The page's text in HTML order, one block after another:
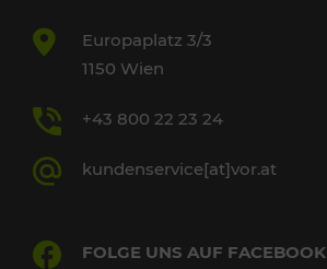
Europaplatz 3/3
1150 Wien
+43 800 22 23 24
kundenservice[at]vor.at
FOLGE UNS AUF FACEBOOK